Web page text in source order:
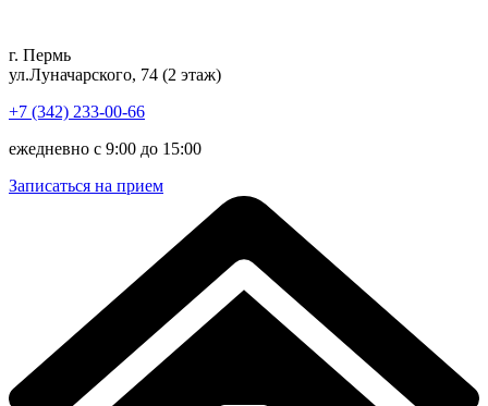
содержимому
г. Пермь
ул.Луначарского, 74 (2 этаж)
+7 (342) 233-00-66
ежедневно с 9:00 до 15:00
Записаться на прием